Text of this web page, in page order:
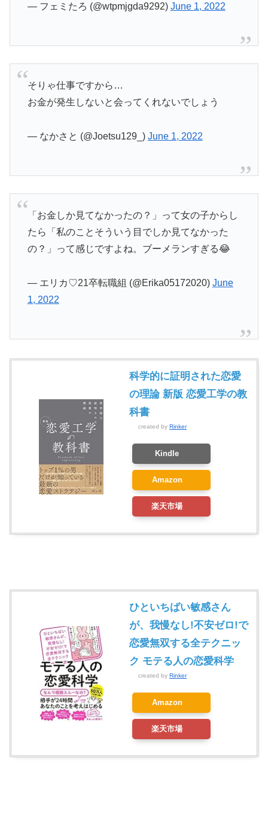
— フェミたろ (@wtpmjgda9292) June 1, 2022
そりゃ仕事ですから…
お金が発生しないと会ってくれないでしょう
— なかさと (@Joetsu129_) June 1, 2022
「お金しか見てなかったの？」って女の子からし
たら「私のことそういう目でしか見てなかった
の？」って感じですよね。ブーメランすぎる😂
— エリカ♡21卒転職組 (@Erika05172020) June
1, 2022
科学的に証明された恋愛
の理論 新版 恋愛工学の教
科書
created by Rinker
Kindle
Amazon
楽天市場
ひといちばい敏感さん
が、我慢なし!不安ゼロ!で
恋愛無双する全テクニッ
ク モテる人の恋愛科学
created by Rinker
Amazon
楽天市場